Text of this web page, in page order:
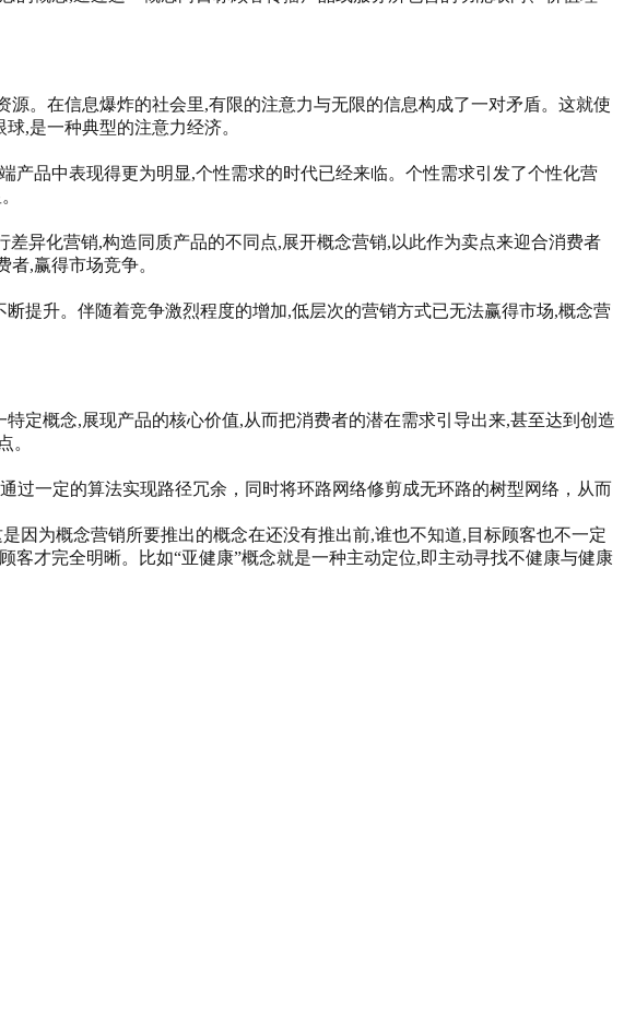
。在信息爆炸的社会里,有限的注意力与无限的信息构成了一对矛盾。这就使
,是一种典型的注意力经济。
品中表现得更为明显,个性需求的时代已经来临。个性需求引发了个性化营
异化营销,构造同质产品的不同点,展开概念营销,以此作为卖点来迎合消费者
,赢得市场竞争。
提升。伴随着竞争激烈程度的增加,低层次的营销方式已无法赢得市场,概念营
定概念,展现产品的核心价值,从而把消费者的潜在需求引导出来,甚至达到创造
。
过一定的算法实现路径冗余，同时将环路网络修剪成无环路的树型网络，从而
因为概念营销所要推出的概念在还没有推出前,谁也不知道,目标顾客也不一定
才完全明晰。比如“亚健康”概念就是一种主动定位,即主动寻找不健康与健康